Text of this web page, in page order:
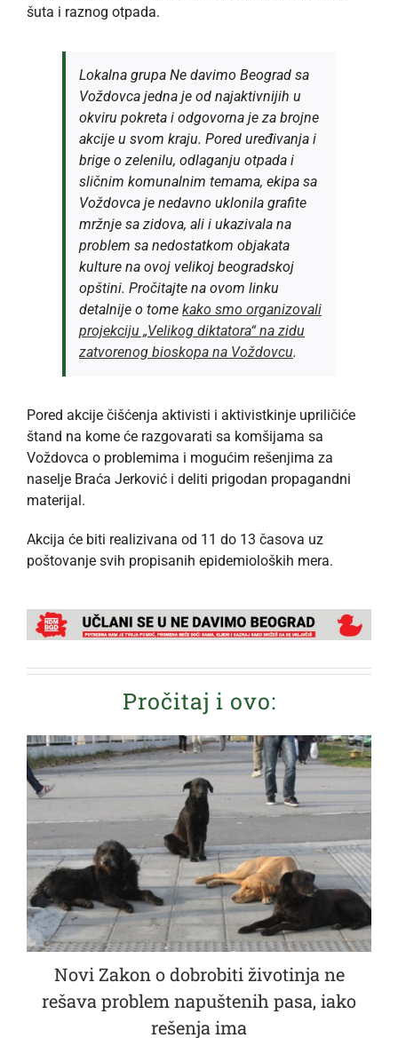
šuta i raznog otpada.
Lokalna grupa Ne davimo Beograd sa
Voždovca jedna je od najaktivnijih u
okviru pokreta i odgovorna je za brojne
akcije u svom kraju. Pored uređivanja i
brige o zelenilu, odlaganju otpada i
sličnim komunalnim temama, ekipa sa
Voždovca je nedavno uklonila grafite
mržnje sa zidova, ali i ukazivala na
problem sa nedostatkom objakata
kulture na ovoj velikoj beogradskoj
opštini. Pročitajte na ovom linku
detalnije o tome kako smo organizovali
projekciju „Velikog diktatora“ na zidu
zatvorenog bioskopa na Voždovcu.
Pored akcije čišćenja aktivisti i aktivistkinje upriličiće
štand na kome će razgovarati sa komšijama sa
Voždovca o problemima i mogućim rešenjima za
naselje Braća Jerković i deliti prigodan propagandni
materijal.
Akcija će biti realizivana od 11 do 13 časova uz
poštovanje svih propisanih epidemioloških mera.
Pročitaj i ovo:
Novi Zakon o dobrobiti životinja ne
rešava problem napuštenih pasa, iako
rešenja ima